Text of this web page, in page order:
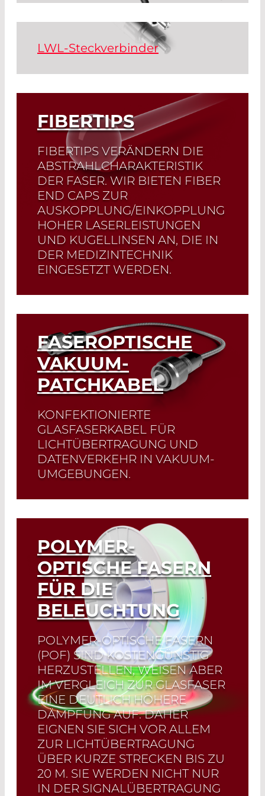
Hohlkernfasern: Patchcords zur
LWL-Steckverbinder
Steckverbinder ermöglichen das
Lichtwellenleitern aus Systemen.
Unterschiedliche Steckverbinder
dienen verschiedenen Anforderungen.
Read More
FIBERTIPS
FIBERTIPS VERÄNDERN DIE
ABSTRAHLCHARAKTERISTIK
DER FASER. WIR BIETEN FIBER
END CAPS ZUR
AUSKOPPLUNG/EINKOPPLUNG
HOHER LASERLEISTUNGEN
UND KUGELLINSEN AN, DIE IN
DER MEDIZINTECHNIK
EINGESETZT WERDEN.
Read More
FASEROPTISCHE
VAKUUM-
PATCHKABEL
KONFEKTIONIERTE
GLASFASERKABEL FÜR
LICHTÜBERTRAGUNG UND
DATENVERKEHR IN VAKUUM-
UMGEBUNGEN.
Read More
POLYMER-
OPTISCHE FASERN
FÜR DIE
BELEUCHTUNG
POLYMER-OPTISCHE FASERN
(POF) SIND KOSTENGÜNSTIG
HERZUSTELLEN, WEISEN ABER
IM VERGLEICH ZUR GLASFASER
EINE DEUTLICH HÖHERE
DÄMPFUNG AUF. DAHER
EIGNEN SIE SICH VOR ALLEM
ZUR LICHTÜBERTRAGUNG
ÜBER KURZE STRECKEN BIS ZU
20 M. SIE WERDEN NICHT NUR
IN DER SIGNALÜBERTRAGUNG